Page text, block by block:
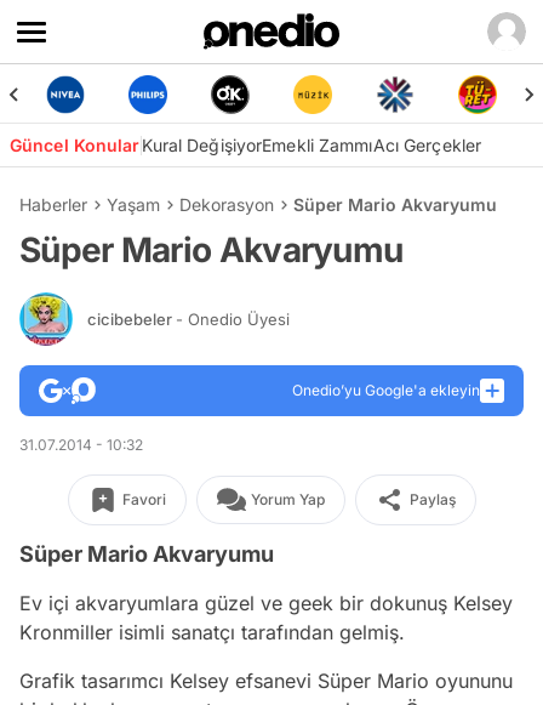
Güncel KonularKural DeğişiyorEmekli ZammıAcı Gerçekler
Haberler Yaşam Dekorasyon Süper Mario Akvaryumu
Süper Mario Akvaryumu
cicibebeler - Onedio Üyesi
Onedio’yu Google'a ekleyin
31.07.2014 - 10:32
Favori Yorum Yap Paylaş
Süper Mario Akvaryumu
Ev içi akvaryumlara güzel ve geek bir dokunuş Kelsey
Kronmiller isimli sanatçı tarafından gelmiş.
Grafik tasarımcı Kelsey efsanevi Süper Mario oyununu